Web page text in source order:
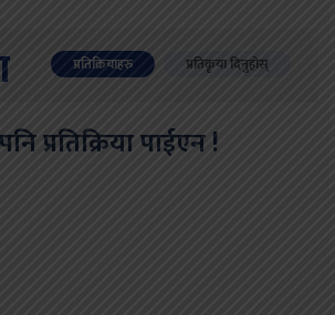
प्रतिक्रियाहरु प्रतिकृया दिनुहोस्
प्रतिक्रिया पाईएन !